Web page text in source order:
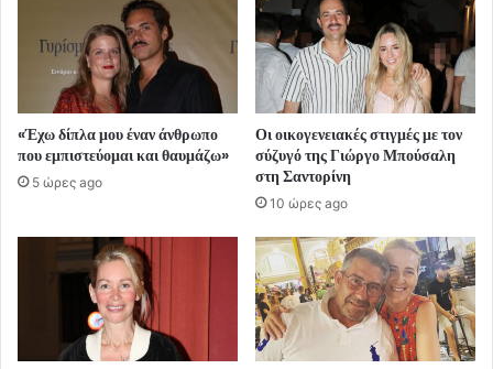
«Έχω δίπλα μου έναν άνθρωπο
που εμπιστεύομαι και θαυμάζω»
5 ώρες ago
Οι οικογενειακές στιγμές με τον
σύζυγό της Γιώργο Μπούσαλη
στη Σαντορίνη
10 ώρες ago